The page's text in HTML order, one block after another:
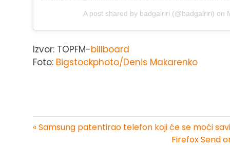
A post shared by badgalriri (@badgalriri) on
Izvor: TOPFM-billboard
Foto: Bigstockphoto/Denis Makarenko
« Samsung patentirao telefon koji će se moći
Firefox Send